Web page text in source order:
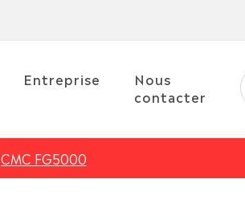
Entreprise
Nous
contacter
CMC FG5000